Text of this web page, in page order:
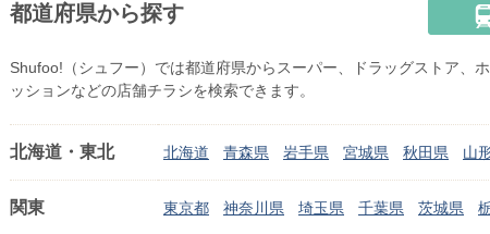
都道府県から探す
Shufoo!（シュフー）では都道府県からスーパー、ドラッグストア、
ッションなどの店舗チラシを検索できます。
北海道・東北 北海道 青森県 岩手県 宮城県 秋田県 山
関東 東京都 神奈川県 埼玉県 千葉県 茨城県